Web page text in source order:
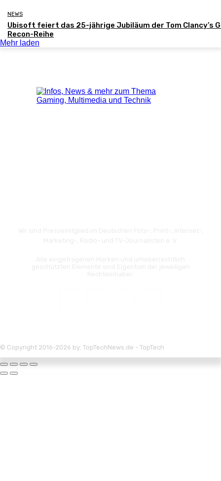
NEWS
Ubisoft feiert das 25-jährige Jubiläum der Tom Clancy’s
Recon-Reihe
Mehr laden
© Copyright 2016-2026 by: TopTechNews.de - TopTech